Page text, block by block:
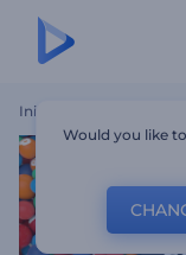
Inicio
Would you like